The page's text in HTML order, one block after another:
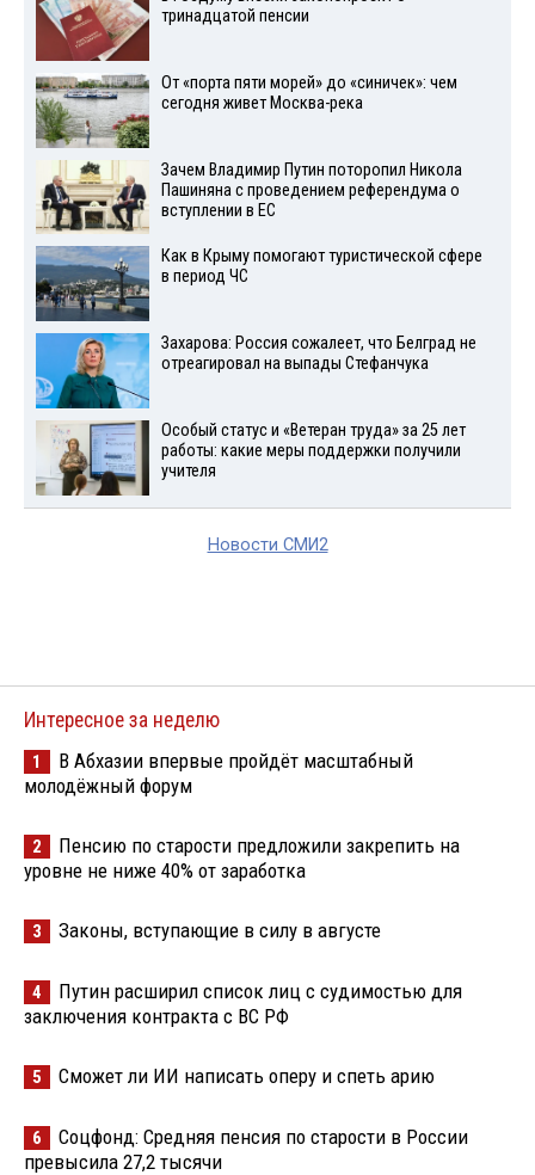
тринадцатой пенсии
От «порта пяти морей» до «синичек»: чем
сегодня живет Москва-река
Зачем Владимир Путин поторопил Никола
Пашиняна с проведением референдума о
вступлении в ЕС
Как в Крыму помогают туристической сфере
в период ЧС
Захарова: Россия сожалеет, что Белград не
отреагировал на выпады Стефанчука
Особый статус и «Ветеран труда» за 25 лет
работы: какие меры поддержки получили
учителя
Новости СМИ2
Интересное за неделю
1
В Абхазии впервые пройдёт масштабный
молодёжный форум
2
Пенсию по старости предложили закрепить на
уровне не ниже 40% от заработка
3 Законы, вступающие в силу в августе
4
Путин расширил список лиц с судимостью для
заключения контракта с ВС РФ
5 Сможет ли ИИ написать оперу и спеть арию
6
Соцфонд: Средняя пенсия по старости в России
превысила 27,2 тысячи